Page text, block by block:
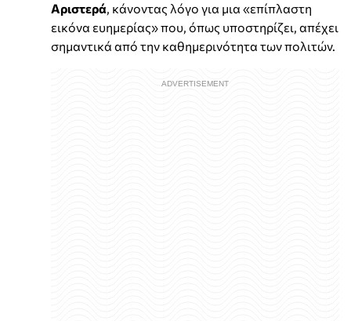
Αριστερά, κάνοντας λόγο για μια «επίπλαστη
εικόνα ευημερίας» που, όπως υποστηρίζει, απέχει
σημαντικά από την καθημερινότητα των πολιτών.